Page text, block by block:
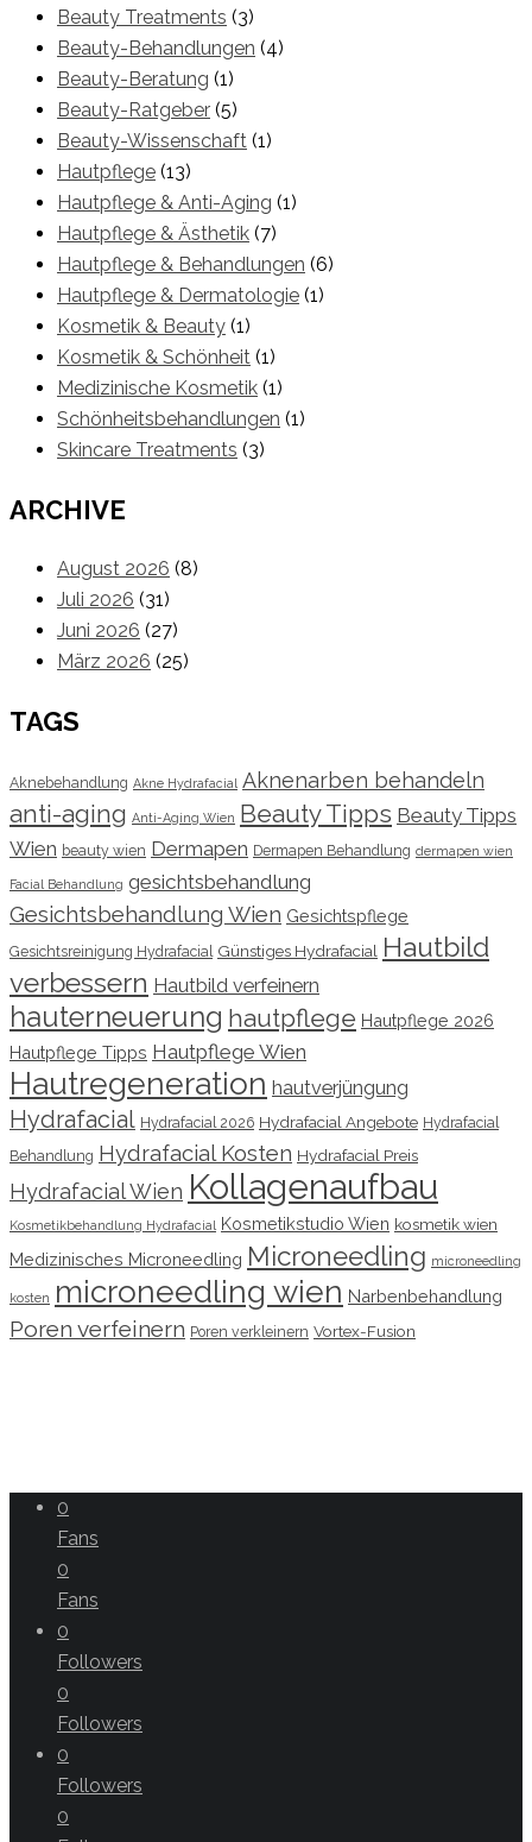
Beauty Treatments (3)
Beauty-Behandlungen (4)
Beauty-Beratung (1)
Beauty-Ratgeber (5)
Beauty-Wissenschaft (1)
Hautpflege (13)
Hautpflege & Anti-Aging (1)
Hautpflege & Ästhetik (7)
Hautpflege & Behandlungen (6)
Hautpflege & Dermatologie (1)
Kosmetik & Beauty (1)
Kosmetik & Schönheit (1)
Medizinische Kosmetik (1)
Schönheitsbehandlungen (1)
Skincare Treatments (3)
ARCHIVE
August 2026 (8)
Juli 2026 (31)
Juni 2026 (27)
März 2026 (25)
TAGS
Aknebehandlung Akne Hydrafacial Aknenarben behandeln
anti-aging Anti-Aging Wien Beauty Tipps Beauty Tipps
Wien beauty wien Dermapen Dermapen Behandlung dermapen wien
Facial Behandlung gesichtsbehandlung
Gesichtsbehandlung Wien Gesichtspflege
Gesichtsreinigung Hydrafacial Günstiges Hydrafacial Hautbild
verbessern Hautbild verfeinern
hauterneuerung hautpflege Hautpflege 2026
Hautpflege Tipps Hautpflege Wien
Hautregeneration hautverjüngung
Hydrafacial Hydrafacial 2026 Hydrafacial Angebote Hydrafacial
Behandlung Hydrafacial Kosten Hydrafacial Preis
Hydrafacial Wien Kollagenaufbau
Kosmetikbehandlung Hydrafacial Kosmetikstudio Wien kosmetik wien
Medizinisches Microneedling Microneedling microneedling
kosten microneedling wien Narbenbehandlung
Poren verfeinern Poren verkleinern Vortex-Fusion
0
Fans
0
Fans
0
Followers
0
Followers
0
Followers
0